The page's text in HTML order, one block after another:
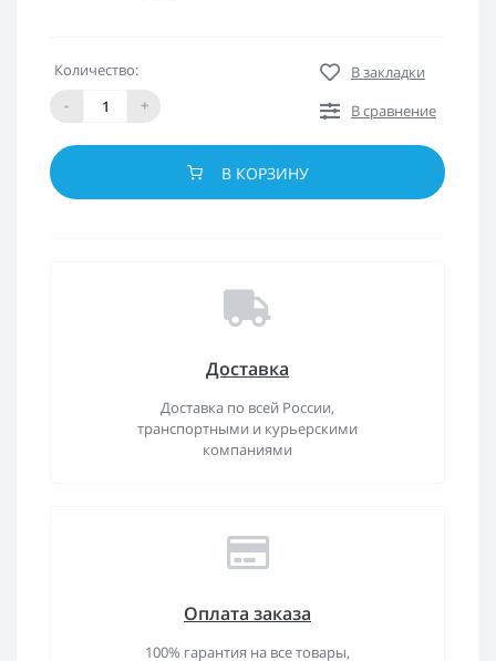
Количество:
-
+
В закладки
В сравнение
В КОРЗИНУ
Доставка
Доставка по всей России,
транспортными и курьерскими
компаниями
Оплата заказа
100% гарантия на все товары,